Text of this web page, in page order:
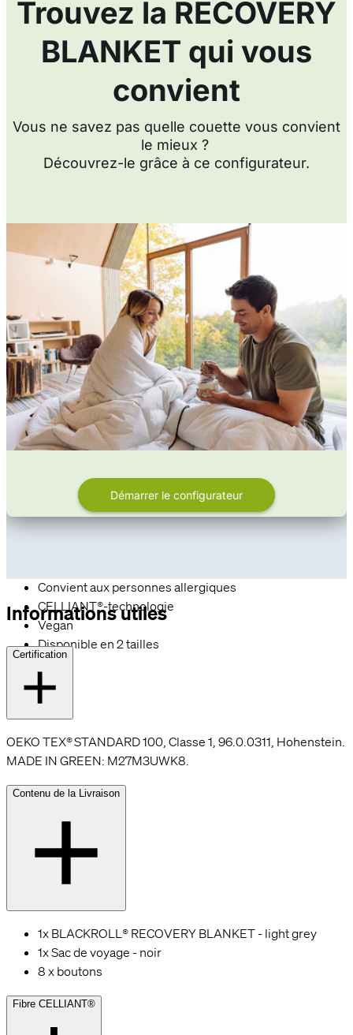
temporairement l'apport d'oxygène aux cellules du corps
favorise la thermorégulation du corps, ce qui permet à ton
corps de mieux adapter lui-même sa température.
À la maison & en voyage : range facilement et
rapidement la couette dans le sac de voyage fourni. En
complément de notre RECOVERY PILLOW, elle
complète ta routine de sommeil saine - même en
convient à tous les amis des animaux et aux personnes
allergiques.
Pour plus de confort :tu peux aussi utiliser la couette
sans housse supplémentaire. Le matériau extérieur est
en coton moelleux et t'offre une sensation agréable sur
la peau.
Informations sur le lavage : La couette est lavable en
machine jusqu'à 60°C et convient au sèche-linge. Lors
de l'entretien, veille à ne pas essorer trop fort la couette
lors du lavage et à la sécher à basse température dans
le sèche-linge. Ainsi, la housse en coton restera douce
longtemps.
hypoallergénique :la couette est hypoallergénique et
convient également aux personnes allergiques grâce à
sa lavabilité à 60°C.
Convient aux personnes allergiques
CELLIANT®-technologie
Vegan
Disponible en 2 tailles
Informations utiles
Certification
OEKO TEX® STANDARD 100, Classe 1, 96.0.0311, Hohenstein.
MADE IN GREEN: M27M3UWK8.
Contenu de la Livraison
1x BLACKROLL® RECOVERY BLANKET - light grey
1x Sac de voyage - noir
8 x boutons
Fibre CELLIANT®